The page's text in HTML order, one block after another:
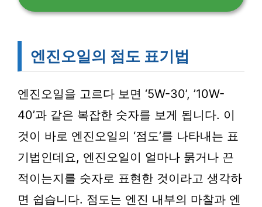
엔진오일의 점도 표기법
엔진오일을 고르다 보면 ‘5W-30’, ’10W-
40’과 같은 복잡한 숫자를 보게 됩니다. 이
것이 바로 엔진오일의 ‘점도’를 나타내는 표
기법인데요, 엔진오일이 얼마나 묽거나 끈
적이는지를 숫자로 표현한 것이라고 생각하
면 쉽습니다. 점도는 엔진 내부의 마찰과 엔